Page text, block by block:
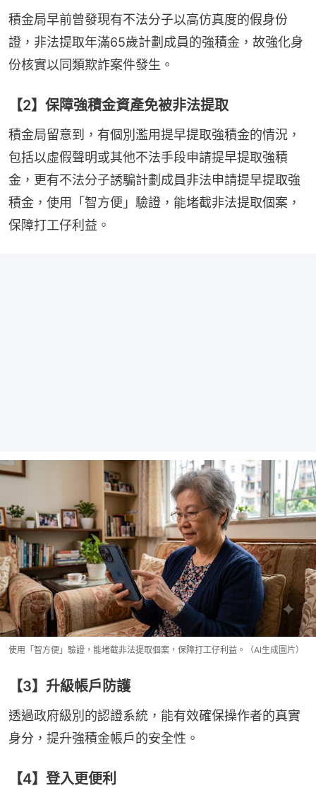
積金局早前曾發現有不法分子以高仿真度的假身份
證，非法提取年滿65歲計劃成員的強積金，故強化身
份核實以同類欺詐案件發生。
【2】保障強積金資產免被非法提取
積金局留意到，有個別濫用提早提取強積金的情況，
包括以虛假聲明或其他不法手段申請提早提取強積
金，更有不法分子誘騙計劃成員非法申請提早提取強
積金，使用「智方便」驗證，能堵截非法提取個案，
保障打工仔利益。
使用「智方便」驗證，能堵截非法提取個案，保障打工仔利益。（AI生成圖片）
【3】升級帳戶防護
透過政府級別的認證系統，能有效確保操作者的真實
身分，提升強積金帳戶的安全性。
【4】登入更便利